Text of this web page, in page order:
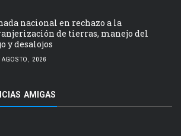
nacional en rechazo a la
de tierras, manejo del
y desalojos
2026
AMIGAS